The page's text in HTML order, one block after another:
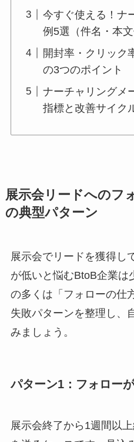
今すぐ使える！ナ
例5選（件名・本文
開封率・クリック
の3つのポイント
ナーチャリングメ
指標と改善サイク
展示会リードへのフ
の典型パターン
展示会でリードを獲得し
が低いと悩むBtoB企業は
の多くは「フォローの仕
失敗パターンを整理し、
みましょう。
パターン1：フォロー
展示会終了から1週間以